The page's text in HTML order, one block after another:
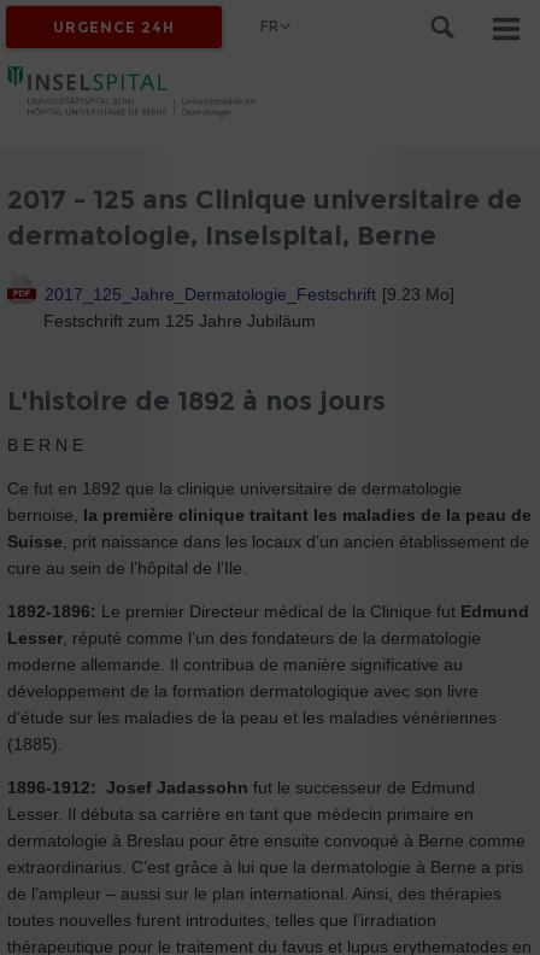
URGENCE 24H FR
2017 - 125 ans Clinique universitaire de
dermatologie, Inselspital, Berne
2017_125_Jahre_Dermatologie_Festschrift [9.23 Mo]
Festschrift zum 125 Jahre Jubiläum
L'histoire de 1892 à nos jours
B E R N E
Ce fut en 1892 que la clinique universitaire de dermatologie
bernoise, la première clinique traitant les maladies de la peau de
Suisse , prit naissance dans les locaux d’un ancien établissement de
cure au sein de l’hôpital de l’Ile.
1892-1896: Le premier Directeur médical de la Clinique fut Edmund
Lesser , réputé comme l’un des fondateurs de la dermatologie
moderne allemande. Il contribua de manière significative au
développement de la formation dermatologique avec son livre
d’étude sur les maladies de la peau et les maladies vénériennes
(1885).
1896-1912: Josef Jadassohn fut le successeur de Edmund
Lesser. Il débuta sa carrière en tant que médecin primaire en
dermatologie à Breslau pour être ensuite convoqué à Berne comme
extraordinarius. C’est grâce à lui que la dermatologie à Berne a pris
de l’ampleur – aussi sur le plan international. Ainsi, des thérapies
toutes nouvelles furent introduites, telles que l’irradiation
thérapeutique pour le traitement du favus et lupus erythematodes en